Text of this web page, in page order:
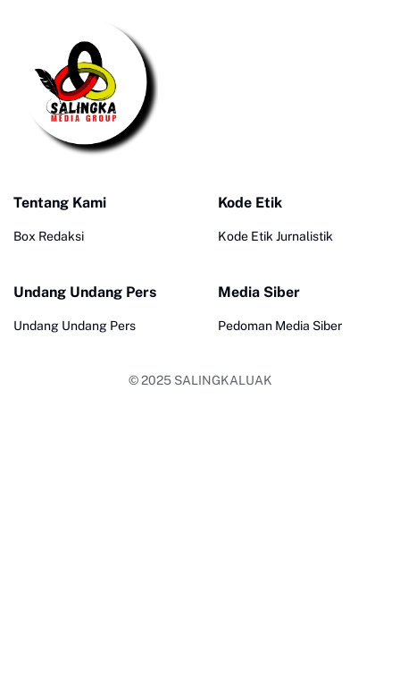
Tentang Kami
Box Redaksi
Kode Etik
Kode Etik Jurnalistik
Undang Undang Pers
Undang Undang Pers
Media Siber
Pedoman Media Siber
© 2025 SALINGKALUAK